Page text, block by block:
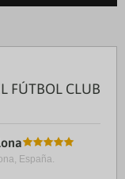
FÚTBOL CLUB
España.